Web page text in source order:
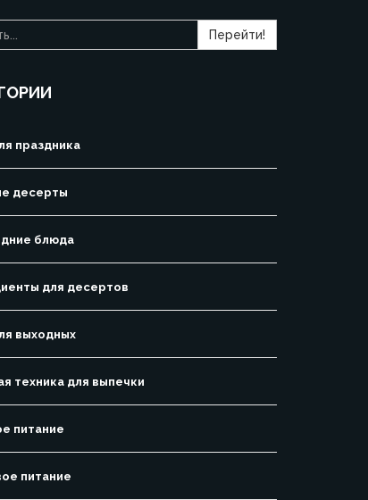
Перейти!
праздника
десерты
блюда
для десертов
выходных
техника для выпечки
питание
питание